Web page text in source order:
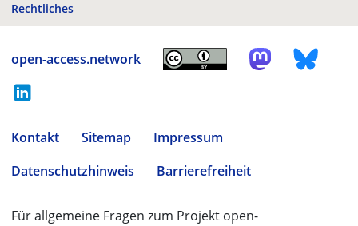
Rechtliches
open-access.network
Kontakt Sitemap
Impressum
Datenschutzhinweis
Barrierefreiheit
Für allgemeine Fragen zum Projekt open-